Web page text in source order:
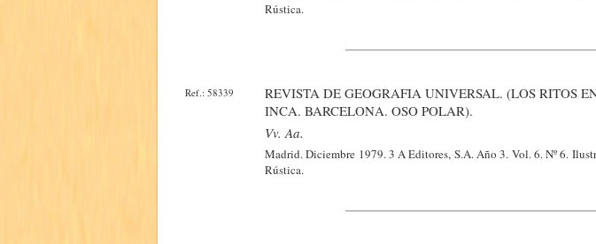
Rústica.
Ref.: 58339
REVISTA DE GEOGRAFIA UNIVERSAL. (LOS RITOS
INCA. BARCELONA. OSO POLAR).
Vv. Aa.
Madrid. Diciembre 1979. 3 A Editores, S.A. Año 3. Vol. 6. Nº 6.
Rústica.